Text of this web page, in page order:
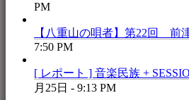
PM
【八重山の唄者】第22回 前
7:50 PM
[ レポート ] 音楽民族 +
月25日 - 9:13 PM